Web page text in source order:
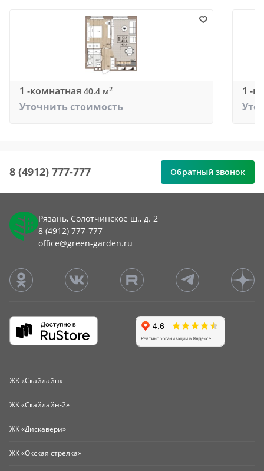
1 -комнатная 40.4 м2
Уточнить стоимость
1 -
8 (4912) 777-777 Обратный звонок
Рязань, Солотчинское ш., д. 2
8 (4912) 777-777
office@green-garden.ru
ЖК «Скайлайн»
ЖК «Скайлайн-2»
ЖК «Дискавери»
ЖК «Окская стрелка»